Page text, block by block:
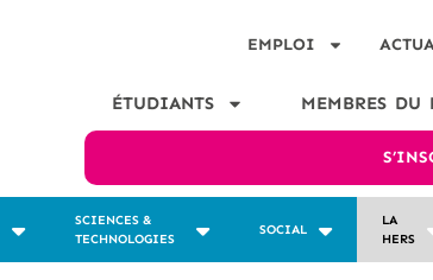
EMPLOI
ÉTUDIANTS MEMBRES DU
SCIENCES &
TECHNOLOGIES
SOCIAL
LA
HERS